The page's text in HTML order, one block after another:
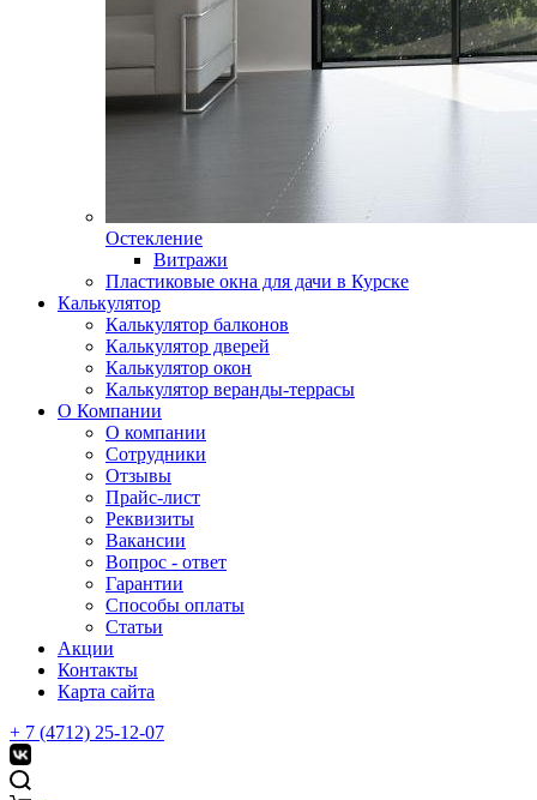
Остекление
Витражи
Пластиковые окна для дачи в Курске
Калькулятор
Калькулятор балконов
Калькулятор дверей
Калькулятор окон
Калькулятор веранды-террасы
О Компании
О компании
Сотрудники
Отзывы
Прайс-лист
Реквизиты
Вакансии
Вопрос - ответ
Гарантии
Способы оплаты
Статьи
Акции
Контакты
Карта сайта
+ 7 (4712) 25-12-07